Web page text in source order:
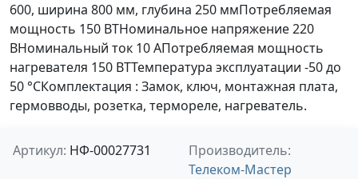
600, ширина 800 мм, глубина 250 ммПотребляемая
мощность 150 ВТНоминальное напряжение 220
ВНоминальный ток 10 АПотребляемая мощность
нагревателя 150 ВТТемпература эксплуатации -50 до
50 °СКомплектация : Замок, ключ, монтажная плата,
гермовводы, розетка, термореле, нагреватель.
Артикул: НФ-00027731
Производитель:
Телеком-Мастер